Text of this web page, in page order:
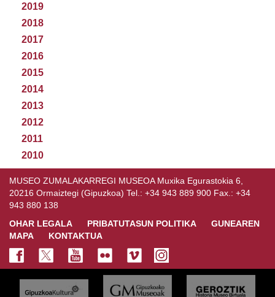
2019
2018
2017
2016
2015
2014
2013
2012
2011
2010
MUSEO ZUMALAKARREGI MUSEOA Muxika Egurastokia 6,
20216 Ormaiztegi (Gipuzkoa) Tel.: +34 943 889 900 Fax.: +34
943 880 138
OHAR LEGALA
PRIBATUTASUN POLITIKA
GUNEAREN
MAPA
KONTAKTUA